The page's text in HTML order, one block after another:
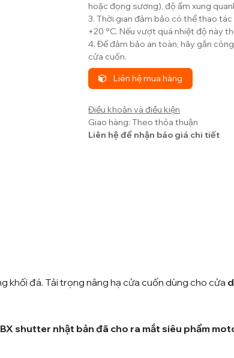
hoặc đọng sương), độ ẩm xung
3. Thời gian đảm bảo có thể thao
+20 °C. Nếu vượt quá nhiệt độ này
4. Để đảm bảo an toàn, hãy gắn
cửa cuốn.
Liên hệ mua hàng
Điều khoản và điều kiện
Giao hàng: Theo thỏa thuận
Liên hệ để nhận báo giá chi tiết
khối đá. Tải trọng nâng hạ cửa cuốn dùng cho cửa
shutter nhật bản đã cho ra mắt siêu phẩm